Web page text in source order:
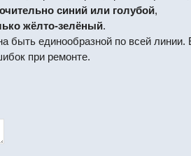
синий или голубой,
жёлто-зелёный.
быть единообразной по всей
при ремонте.